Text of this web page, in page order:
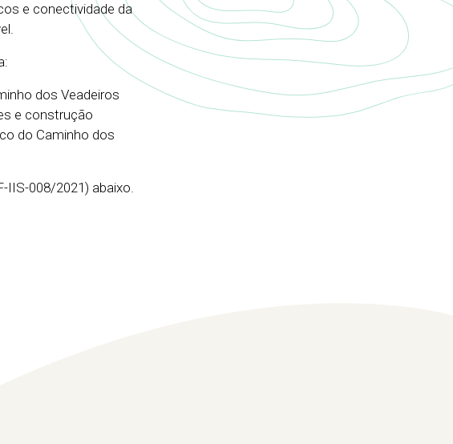
e conectividade da
dos Veadeiros
e construção
do Caminho dos
IIS-008/2021) abaixo.